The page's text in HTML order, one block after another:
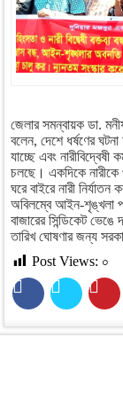
জেলার সমন্বায়ক ডা.
বলেন, দেশে ধর্ষণের
যাচ্ছে এবং
চলছে। একদিকে নারীকে
ঘরে বাইরে নারী
অবিলম্বে আইন-শৃঙ্খলা
বাজারের সিন্ডিকেট
তারিখ ঘোষণার জন্য
Post Views: ০